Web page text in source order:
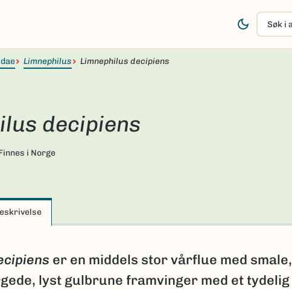
Søk
i
arter
Limnephilus Limnephilus decipiens
decipiens
i Norge
er en middels stor vårflue med smale,
lyst gulbrune framvinger med et tydelig